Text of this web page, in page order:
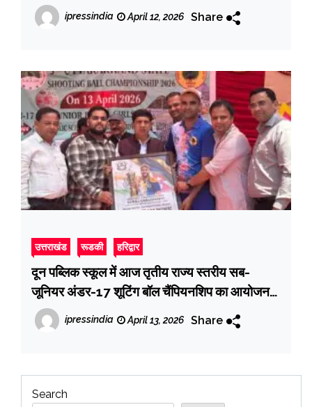
ipressindia April 12, 2026 Share
उत्तराखंड रूडकी हरिद्वार
दून पब्लिक स्कूल में आज तृतीय राज्य स्तरीय सब-
जूनियर अंडर-17 शूटिंग बॉल चैंपियनशिप का आयोजन,
मुख्य अतिथि कैबिनेट मंत्री प्रदीप बत्रा ने किया शुभारंभ
ipressindia April 13, 2026 Share
Search